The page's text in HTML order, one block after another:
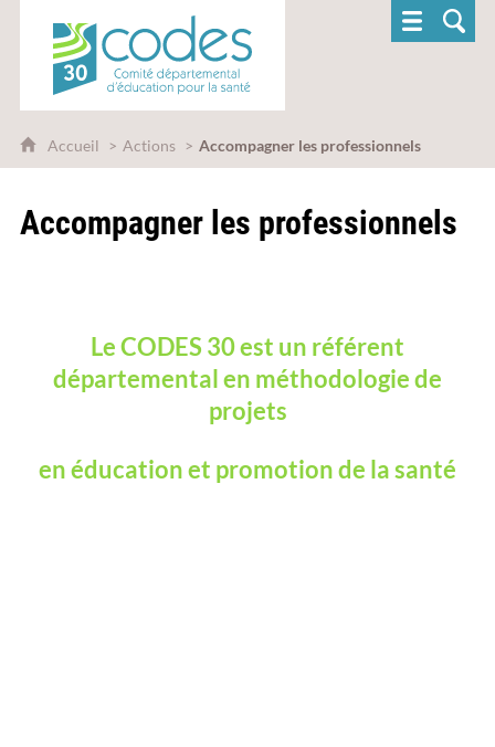
CoDES 30 - Comité départemental
Accueil Actions Accompagner les professionnels
Accompagner les professionnels
Le CODES 30 est un référent
départemental en méthodologie de
projets
en éducation et promotion de la santé